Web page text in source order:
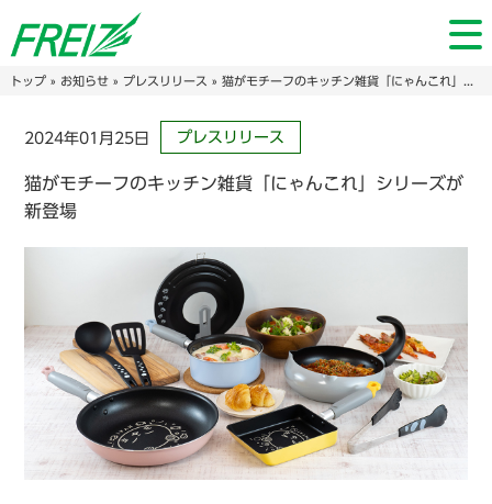
トップ» お知らせ» プレスリリース » 猫がモチーフのキッチン雑貨「にゃんこれ」シリーズが新登場
2024年01月25日 プレスリリース
猫がモチーフのキッチン雑貨「にゃんこれ」シリーズが
新登場